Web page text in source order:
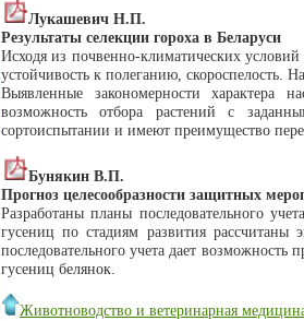
Лукашевич Н.П.
Результаты селекции гороха в Беларуси
Исходя из почвенно-климатических
устойчивость к полеганию, скороспелость.
Выявленные закономерности характера
возможность отбора растений с
сортоиспытании и имеют преимущество
Бунякин В.П.
Прогноз целесообразности защитных
Разработаны планы последовательного
гусениц по стадиям развития рассчитаны
последовательного учета дает
гусениц белянок.
Животноводство и ветеринарная